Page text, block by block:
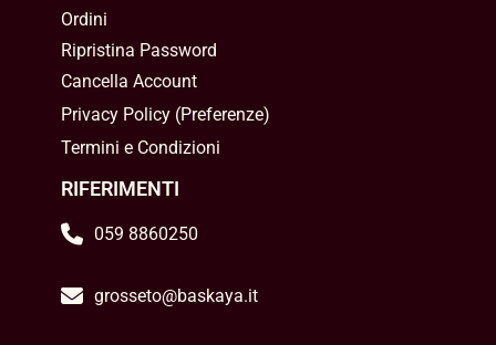
Ordini
Ripristina Password
Cancella Account
Privacy Policy(Preferenze)
Termini e Condizioni
RIFERIMENTI
059 8860250
grosseto@baskaya.it